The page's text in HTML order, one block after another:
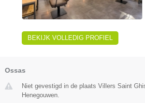
BEKIJK VOLLEDIG PROFIEL
Ossas
Niet gevestigd in de plaats Villers Saint
Henegouwen.